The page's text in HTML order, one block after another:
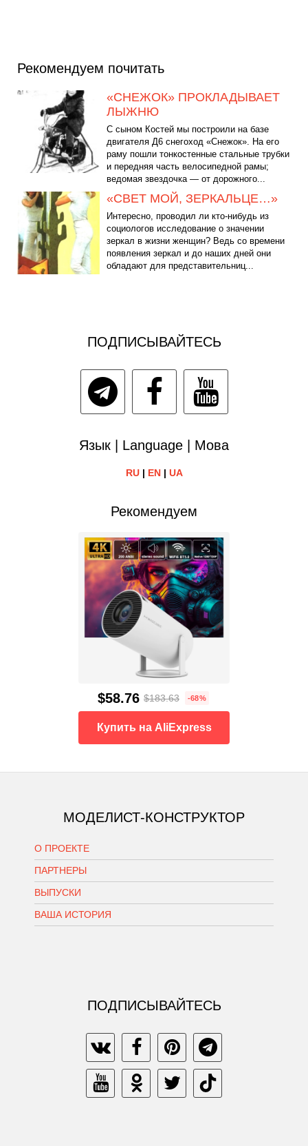
Рекомендуем почитать
«СНЕЖОК» ПРОКЛАДЫВАЕТ
ЛЫЖНЮ
С сыном Костей мы построили на базе
двигателя Д6 снегоход «Снежок». На его
раму пошли тонкостенные стальные трубки
и передняя часть велосипедной рамы;
ведомая звездочка — от дорожного...
«СВЕТ МОЙ, ЗЕРКАЛЬЦЕ…»
Интересно, проводил ли кто-нибудь из
социологов исследование о значении
зеркал в жизни женщин? Ведь со времени
появления зеркал и до наших дней они
обладают для представительниц...
ПОДПИСЫВАЙТЕСЬ
Язык | Language | Мова
RU| EN| UA
Рекомендуем
$58.76 $183.63 -68%
Купить на AliExpress
МОДЕЛИСТ-КОНСТРУКТОР
О ПРОЕКТЕ
ПАРТНЕРЫ
ВЫПУСКИ
ВАША ИСТОРИЯ
ПОДПИСЫВАЙТЕСЬ